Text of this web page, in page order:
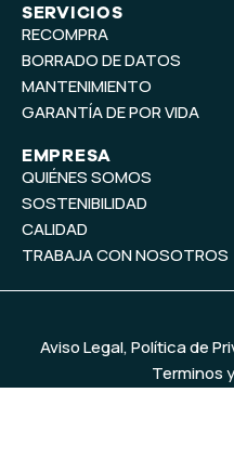
SERVICIOS
RECOMPRA
BORRADO DE DATOS
MANTENIMIENTO
GARANTÍA DE POR VIDA
EMPRESA
QUIÉNES SOMOS
SOSTENIBILIDAD
CALIDAD
TRABAJA CON NOSOTROS
Aviso Legal,Política de
Terminos